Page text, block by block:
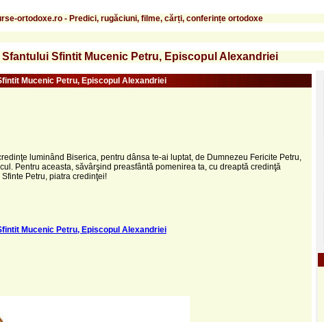
ortodoxe.ro - Predici, rugăciuni, filme, cărți, conferințe ortodoxe
Sfintit Mucenic Petru, Episcopul Alexandriei
Mucenic Petru, Episcopul Alexandriei
luminând Biserica, pentru dânsa te-ai luptat, de Dumnezeu Fericite Petru,
Pentru aceasta, săvârşind preasfântă pomenirea ta, cu dreaptă credinţă
Petru, piatra credinţei!
Mucenic Petru, Episcopul Alexandriei